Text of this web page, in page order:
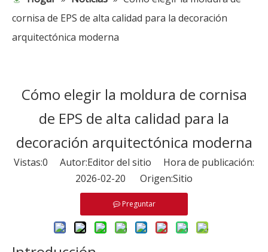
cornisa de EPS de alta calidad para la decoración
arquitectónica moderna
Cómo elegir la moldura de cornisa
de EPS de alta calidad para la
decoración arquitectónica moderna
Vistas:0 Autor:Editor del sitio Hora de publicación:
2026-02-20 Origen:Sitio
Preguntar